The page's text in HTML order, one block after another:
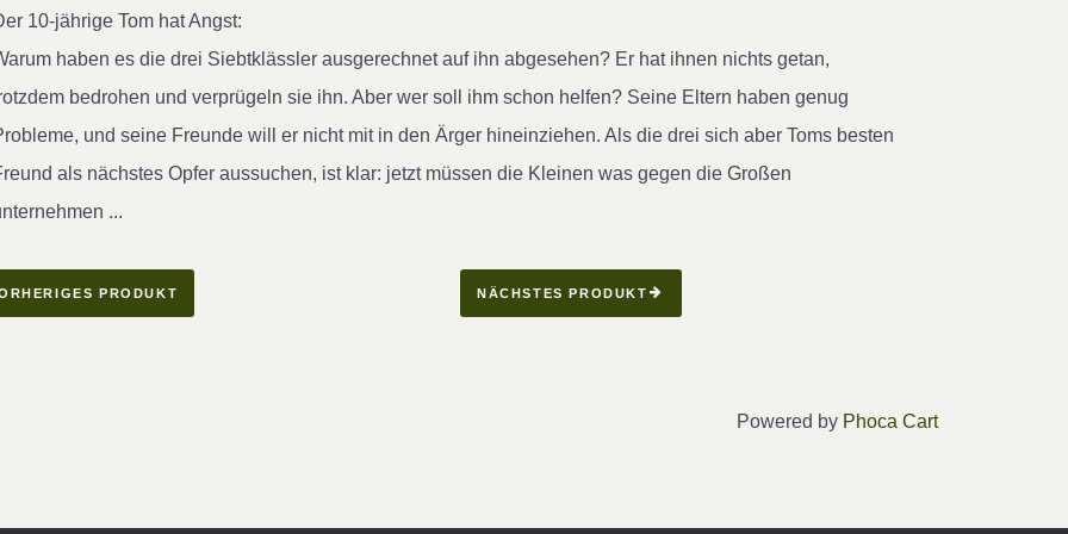
10-jährige Tom hat Angst:
haben es die drei Siebtklässler ausgerechnet auf ihn abgesehen? Er hat ihnen nichts getan,
bedrohen und verprügeln sie ihn. Aber wer soll ihm schon helfen? Seine Eltern haben genug
und seine Freunde will er nicht mit in den Ärger hineinziehen. Als die drei sich aber Toms besten
als nächstes Opfer aussuchen, ist klar: jetzt müssen die Kleinen was gegen die Großen
...
PRODUKT NÄCHSTES PRODUKT
Powered by Phoca Cart